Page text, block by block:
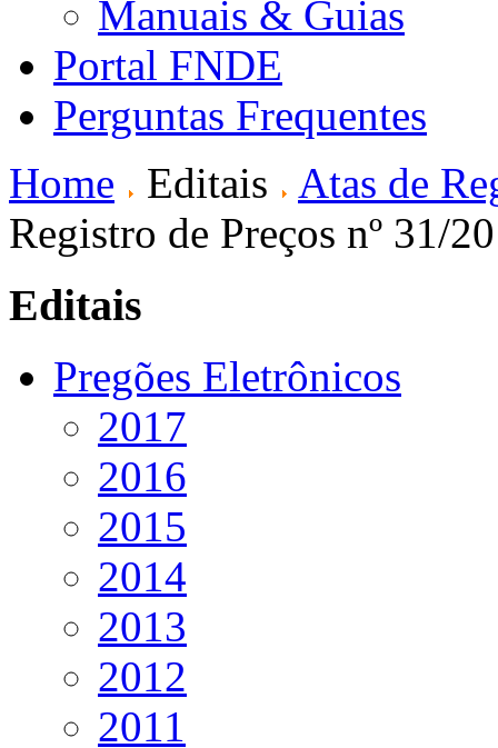
Manuais & Guias
Portal FNDE
Perguntas Frequentes
Home
Editais
Atas de
Registro de Preços nº 31/
Editais
Pregões Eletrônicos
2017
2016
2015
2014
2013
2012
2011